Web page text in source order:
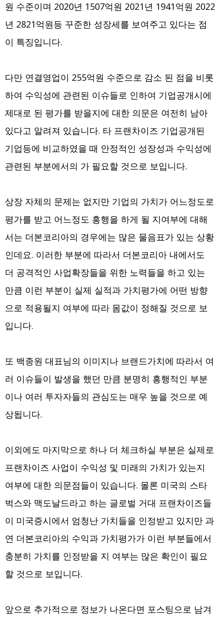
원 수준이며 2020년 1507억원 2021년 1941억원 2022
년 2821억원등 꾸준한 성장세를 보여주고 있다는 점
이 특징입니다.
다만 연결영업이 255억원 수준으로 감소 된 점을 비롯
하여 수익성에 관련된 이슈들로 인하여 기업공개시에
제대로 된 평가를 받을지에 대한 의문은 여전히 남아
있다고 알려져 있습니다. 타 프랜차이즈 기업공개된
기업등에 비교하였을 때 안정적인 성장성과 수익성에
관련된 부분에서의 가 필요할 것으로 보입니다.
상장 자체의 문제는 없지만 기업의 가치가 어느정도로
평가를 받고 어느정도 흥행을 하게 될 지여부에 대해
서는 더본코리아의 경우에는 많은 물음표가 있는 상황
인데요. 이러한 부분에 따라서 더본코리아 내에서도
더 공격적인 사업확장들을 위한 노력들을 하고 있는
만큼 이런 부분이 실제 실적과 가치평가에 어떤 방향
으로 적용될지 여부에 따라 몸값이 정해질 것으로 보
입니다.
또 백종원 대표님의 이미지나 브랜드가치에 따라서 여
러 이슈들이 발생을 했던 만큼 분명히 흥행적인 부분
이나 여러 투자자들의 관심도는 매우 높을 것으로 예
상됩니다.
이외에도 마지막으로 하나 더 체크하실 부분은 실제로
프랜차이즈 사업이 수익성 및 미래의 가치가 있는지
여부에 대한 의문점들이 있습니다. 몰론 미국의 스타
벅스와 맥도날드라고 하는 글로벌 거대 프랜차이즈들
이 미국증시에서 엄청난 가치들을 인정받고 있지만 과
연 더본코리아의 수익과 가치평가가 이런 부분들에서
충분히 가치를 인정받을 지 여부는 많은 확인이 필요
할 것으로 보입니다.
앞으로 추가적으로 정보가 나온다면 포스팅으로 남겨